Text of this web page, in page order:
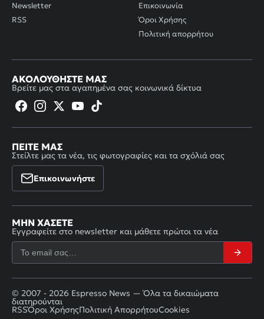
Newsletter
RSS
Επικοινωνία
Όροι Χρήσης
Πολιτική απορρήτου
ΑΚΟΛΟΥΘΉΣΤΕ ΜΑΣ
Βρείτε μας στα αγαπημένα σας κοινωνικά δίκτυα
ΠΕΊΤΕ ΜΑΣ
Στείλτε μας τα νέα, τις φωτογραφίες και τα σχόλιά σας
Επικοινωνήστε
ΜΗΝ ΧΆΣΕΤΕ
Εγγραφείτε στο newsletter και μάθετε πρώτοι τα νέα
© 2007 - 2026 Espresso News — Όλα τα δικαιώματα
διατηρούνται
RSSΌροι ΧρήσηςΠολιτική ΑπορρήτουCookies